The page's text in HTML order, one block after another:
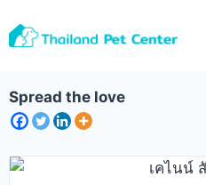
to
Spread the love